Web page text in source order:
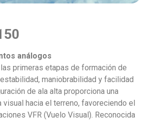
análogos
primeras etapas de formación de
maniobrabilidad y facilidad
de ala alta proporciona una
hacia el terreno, favoreciendo el
VFR (Vuelo Visual). Reconocida